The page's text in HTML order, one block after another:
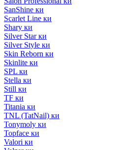
SanShine ки
Scarlet Line ки
Shary ки
Silver Star ки
Silver Style ки
Skin Reborn ки
Skinlite ки
SPL ки
Stella ки
Still ки
TF ки
Titania ки
TNL (TatNail) ки
Tonymoly ки
Topface ки
Valori ки